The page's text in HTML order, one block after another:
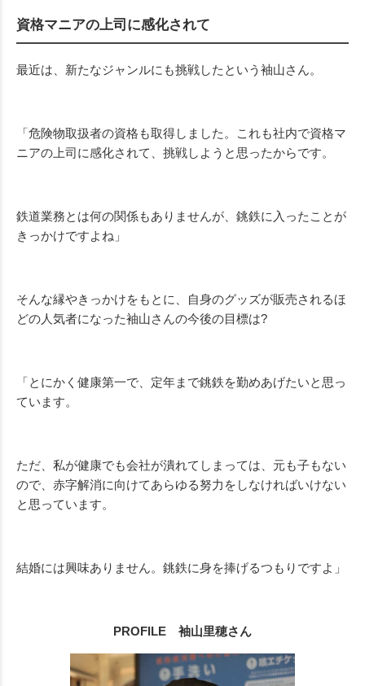
資格マニアの上司に感化されて
最近は、新たなジャンルにも挑戦したという袖山さん。
「危険物取扱者の資格も取得しました。これも社内で資格マ
ニアの上司に感化されて、挑戦しようと思ったからです。
鉄道業務とは何の関係もありませんが、銚鉄に入ったことが
きっかけですよね」
そんな縁やきっかけをもとに、自身のグッズが販売されるほ
どの人気者になった袖山さんの今後の目標は?
「とにかく健康第一で、定年まで銚鉄を勤めあげたいと思っ
ています。
ただ、私が健康でも会社が潰れてしまっては、元も子もない
ので、赤字解消に向けてあらゆる努力をしなければいけない
と思っています。
結婚には興味ありません。銚鉄に身を捧げるつもりですよ」
PROFILE 袖山里穂さん